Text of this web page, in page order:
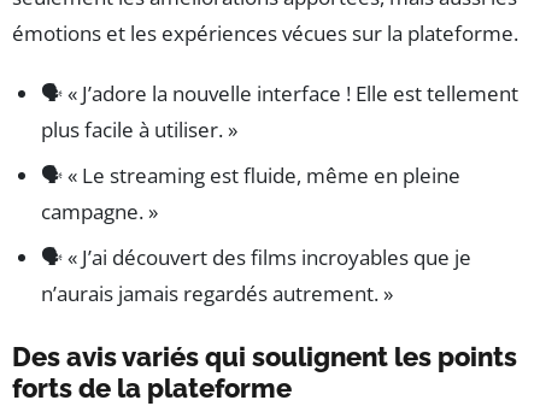
émotions et les expériences vécues sur la plateforme.
🗣️ « J’adore la nouvelle interface ! Elle est tellement
plus facile à utiliser. »
🗣️ « Le streaming est fluide, même en pleine
campagne. »
🗣️ « J’ai découvert des films incroyables que je
n’aurais jamais regardés autrement. »
Des avis variés qui soulignent les points
forts de la plateforme